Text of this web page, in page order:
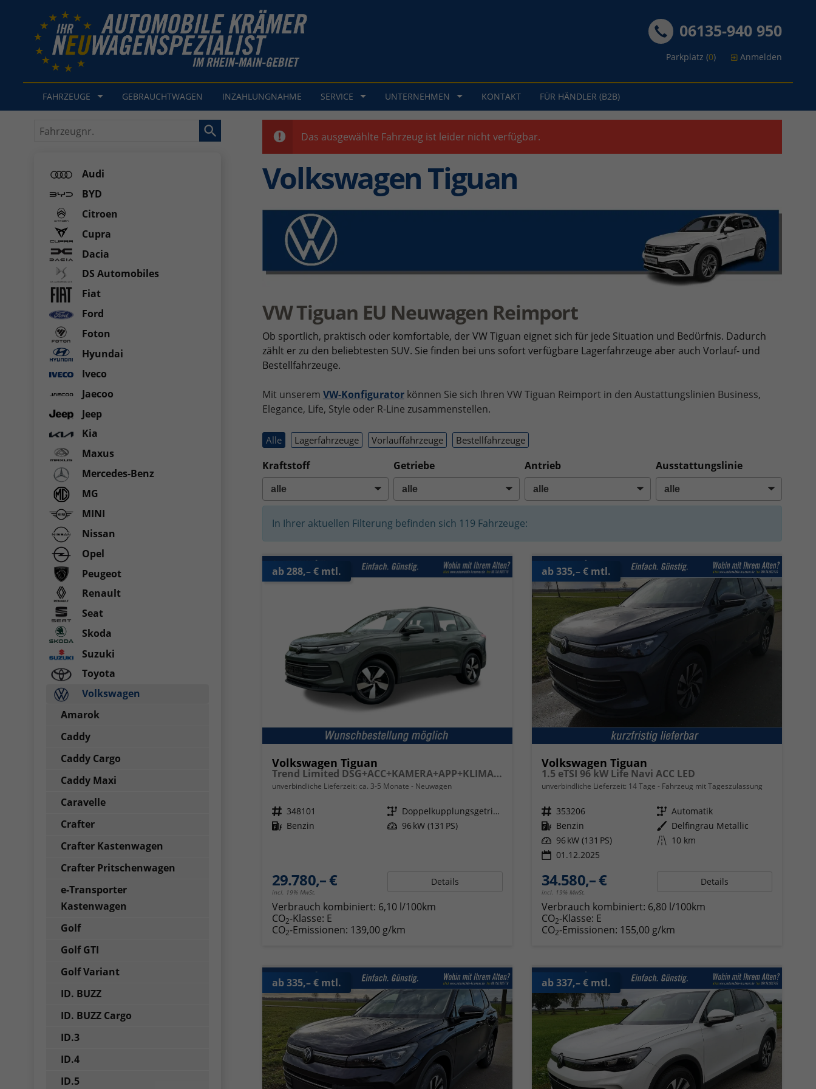
06135-940 950
Parkplatz (0) Anmelden
FAHRZEUGE GEBRAUCHTWAGEN INZAHLUNGNAHME SERVICE UNTERNEHMEN KONTAKT FÜR HÄNDLER (B2B)
Das ausgewählte Fahrzeug ist leider nicht verfügbar.
Volkswagen Tiguan
VW Tiguan EU Neuwagen Reimport
Ob sportlich, praktisch oder komfortable, der VW Tiguan eignet sich für jede Situation und Bedürfnis. Dadurch
zählt er zu den beliebtesten SUV. Sie finden bei uns sofort verfügbare Lagerfahrzeuge aber auch Vorlauf- und
Bestellfahrzeuge.
Mit unserem VW-Konfiguratorkönnen Sie sich Ihren VW Tiguan Reimport in den Austattungslinien Business,
Elegance, Life, Style oder R-Line zusammenstellen.
Alle Lagerfahrzeuge Vorlauffahrzeuge Bestellfahrzeuge
Kraftstoff Getriebe Antrieb Ausstattungslinie
In Ihrer aktuellen Filterung befinden sich 119 Fahrzeuge:
ab 288,– € mtl.
Volkswagen Tiguan
Trend Limited DSG+ACC+KAMERA+APP+KLIMA+LED+17" LM
unverbindliche Lieferzeit: ca. 3-5 Monate Neuwagen
Fahrzeugnr. 348101 Getriebe
Doppelkupplungsgetriebe (DSG)
Kraftstoff Benzin Leistung 96 kW (131 PS)
29.780,– €
incl. 19% MwSt.
Details
Verbrauch kombiniert: 6,10 l/100km
CO2-Klasse: E
CO2-Emissionen: 139,00 g/km
ab 335,– € mtl.
Volkswagen Tiguan
1.5 eTSI 96 kW Life Navi ACC LED
unverbindliche Lieferzeit: 14 Tage Fahrzeug mit Tageszulassung
Fahrzeugnr. 353206 Getriebe Automatik
Kraftstoff Benzin Außenfarbe Delfingrau Metallic
Leistung 96 kW (131 PS) Kilometerstand 10 km
01.12.2025
34.580,– €
incl. 19% MwSt.
Details
Verbrauch kombiniert: 6,80 l/100km
CO2-Klasse: E
CO2-Emissionen: 155,00 g/km
ab 335,– € mtl. ab 337,– € mtl.
Fahrzeugnr.
Audi
BYD
Citroen
Cupra
Dacia
DS Automobiles
Fiat
Ford
Foton
Hyundai
Iveco
Jaecoo
Jeep
Kia
Maxus
Mercedes-Benz
MG
MINI
Nissan
Opel
Peugeot
Renault
Seat
Skoda
Suzuki
Toyota
Volkswagen
Amarok
Caddy
Caddy Cargo
Caddy Maxi
Caravelle
Crafter
Crafter Kastenwagen
Crafter Pritschenwagen
e-Transporter
Kastenwagen
Golf
Golf GTI
Golf Variant
ID. BUZZ
ID. BUZZ Cargo
ID.3
ID.4
ID.5